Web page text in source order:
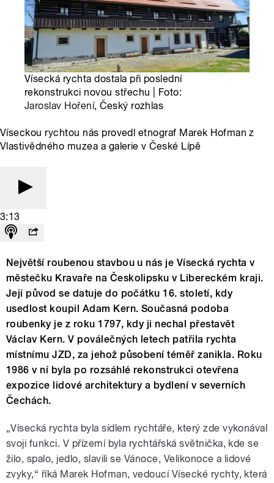
Vísecká rychta dostala při poslední
rekonstrukci novou střechu | Foto:
Jaroslav Hoření, Český rozhlas
Víseckou rychtou nás provedl etnograf Marek Hofman z
Vlastivědného muzea a galerie v České Lípě
3:13
Největší roubenou stavbou u nás je Vísecká rychta v
městečku Kravaře na Českolipsku v Libereckém kraji.
Její původ se datuje do počátku 16. století, kdy
usedlost koupil Adam Kern. Současná podoba
roubenky je z roku 1797, kdy ji nechal přestavět
Václav Kern. V poválečných letech patřila rychta
místnímu JZD, za jehož působení téměř zanikla. Roku
1986 v ní byla po rozsáhlé rekonstrukci otevřena
expozice lidové architektury a bydlení v severních
Čechách.
„Vísecká rychta byla sídlem rychtáře, který zde vykonával
svoji funkci. V přízemí byla rychtářská světnička, kde se
žilo, spalo, jedlo, slavili se Vánoce, Velikonoce a lidové
zvyky,“ říká Marek Hofman, vedoucí Vísecké rychty, která